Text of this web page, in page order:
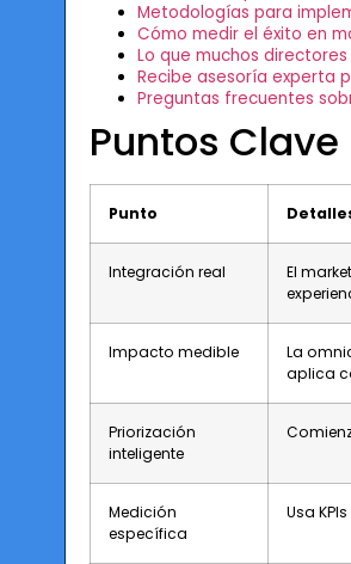
Metodologías para
Cómo medir el éxito en
Lo que muchos
Recibe asesoría experta
Preguntas frecuentes
Puntos Clave
Punto
Integración real
El
Impacto medible
La
aplica
Priorización
inteligente
Medición
específica
Usa